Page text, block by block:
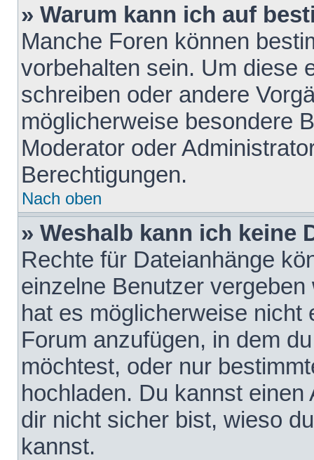
» Warum kann ich auf
Manche Foren können
vorbehalten sein. Um diese
schreiben oder andere
möglicherweise besondere
Moderator oder
Berechtigungen.
Nach oben
» Weshalb kann ich keine
Rechte für Dateianhänge
einzelne Benutzer
hat es möglicherweise nicht
Forum anzufügen, in dem
möchtest, oder nur
hochladen. Du kannst
dir nicht sicher bist, wieso
kannst.